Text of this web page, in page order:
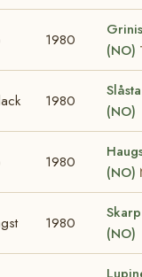
1980
(NO)
1980
(NO)
1980
(NO)
1980
(NO)